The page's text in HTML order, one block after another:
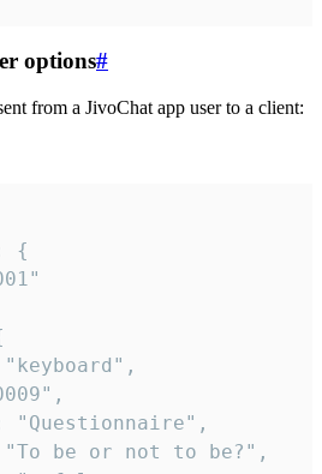
options#
from a JivoChat app user to a client: